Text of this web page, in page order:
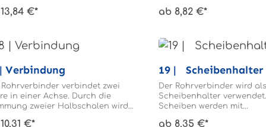
gleichzeitig zwei Trennwände.
€*
durchbohrt. Die Rohre
gebohrt werden.
ab 8,82 €*
18 | Verbindung
Rohrverbinder verbindet zwei
in einer Achse. Durch die
zweier Halbschalen wird
€*
19 | Scheibenhalter
Der Rohrverbinder wird als
Scheibenhalter
Scheiben werden mit
ab 8,35 €*